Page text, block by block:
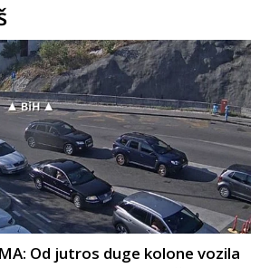
Od jutros duge kolone vozila